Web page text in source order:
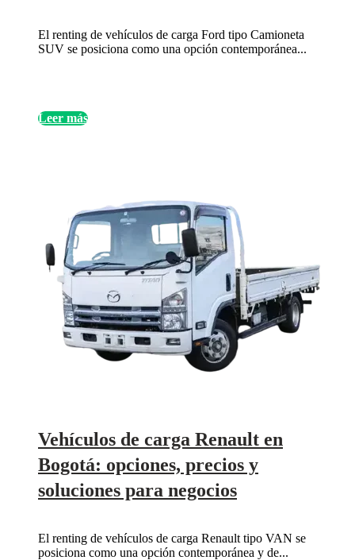
El renting de vehículos de carga Ford tipo Camioneta
SUV se posiciona como una opción contemporánea...
Leer más
Vehículos de carga Renault en
Bogotá: opciones, precios y
soluciones para negocios
El renting de vehículos de carga Renault tipo VAN se
posiciona como una opción contemporánea y de...